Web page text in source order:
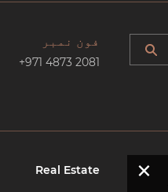
فون نمبر
+971 4873 2081
Real Estate ×